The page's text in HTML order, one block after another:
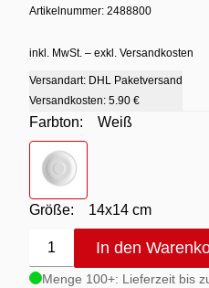
Artikelnummer: 2488800
inkl. MwSt. – exkl. Versandkosten
Versandart: DHL Paketversand
Versandkosten: 5.90 €
Farbton:
Weiß
Farbton
Größe: 14x14 cm
1 In den
Menge 100+: Lieferzeit bis